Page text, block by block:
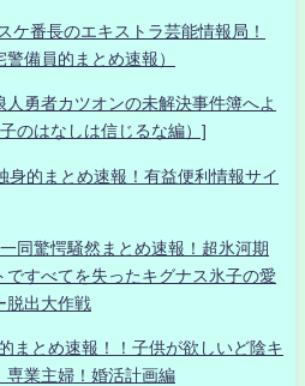
ケ番長のエキストラ芸能情報局！
備員的まとめ速報）
勇者カツオンの未解決事件簿へよ
のはなしは信じるな編）]
的まとめ速報！有益便利情報サイ
同驚愕騒然まとめ速報！超氷河期
すべてを失ったキグナス氷子の愛
脱出大作戦
まとめ速報！！子供が欲しいど陰キ
専業主婦！婚活計画編